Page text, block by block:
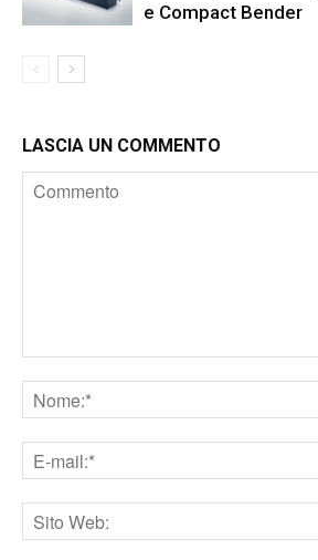
e Compact Bender
LASCIA UN COMMENTO